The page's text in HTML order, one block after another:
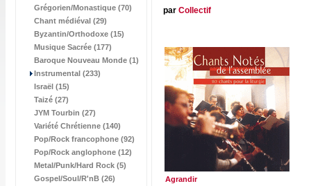
Grégorien/Monastique (70)
Chant médiéval (29)
Byzantin/Orthodoxe (15)
Musique Sacrée (177)
Baroque Nouveau Monde (1)
Instrumental (233)
Israël (15)
Taizé (27)
JYM Tourbin (27)
Variété Chrétienne (140)
Pop/Rock francophone (92)
Pop/Rock anglophone (12)
Metal/Punk/Hard Rock (5)
Gospel/Soul/R'nB (26)
par Collectif
Agrandir